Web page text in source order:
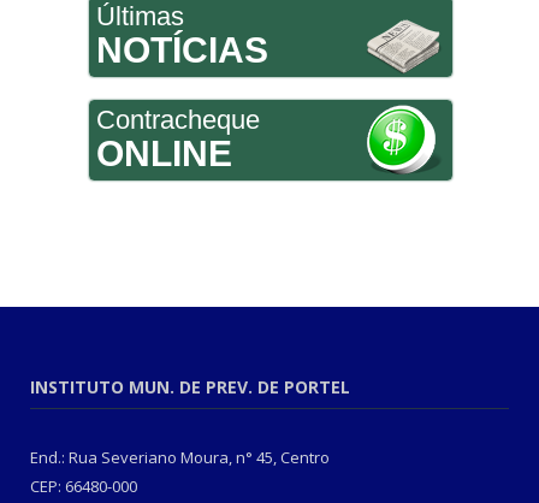
Últimas
NOTÍCIAS
Contracheque
ONLINE
INSTITUTO MUN. DE PREV. DE PORTEL
End.: Rua Severiano Moura, n° 45, Centro
CEP: 66480-000